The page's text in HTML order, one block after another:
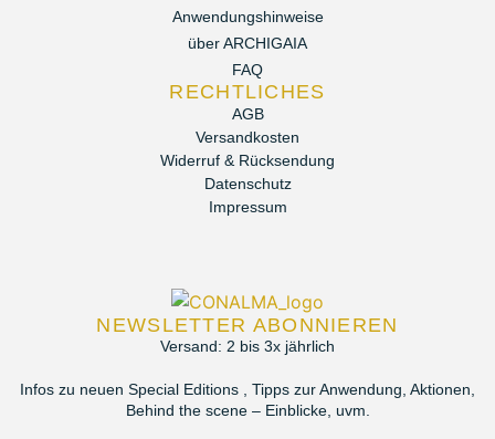
Anwendungshinweise
über ARCHIGAIA
FAQ
RECHTLICHES
AGB
Versandkosten
Widerruf & Rücksendung
Datenschutz
Impressum
NEWSLETTER ABONNIEREN
Versand: 2 bis 3x jährlich
Infos zu neuen Special Editions , Tipps zur Anwendung, Aktionen,
Behind the scene – Einblicke, uvm.